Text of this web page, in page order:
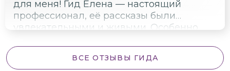
для меня! Гид Елена — настоящий
профессионал, её рассказы были
увлекательными и живыми. Особенно
величественное здание, которое просто
дышит историей. Но был один момент,ВСЕ ОТЗЫВЫ ГИДА